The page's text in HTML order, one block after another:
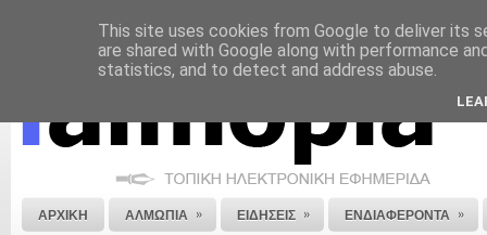
ΝΟΜΙΚΗ ΣΗΜΕΙΩΣΗ ΔΙΑΦΗΜΙΣΗ ΕΠΙΚΟΙΝΩΝΙΑ ΣΤΕΙΛΕ ΜΑΣ
ΑΡΧΙΚΗ ΑΛΜΩΠΙΑ » ΕΙΔΗΣΕΙΣ » ΕΝΔΙΑΦΕΡΟΝΤΑ »
This site uses cookies from Google to deliver its
are shared with Google along with performance
statistics, and to detect and address abuse.